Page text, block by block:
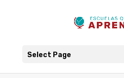
Select Page